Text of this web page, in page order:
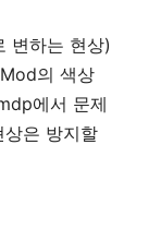
변하는 현상)
의 색상
에서 문제
은 방지할